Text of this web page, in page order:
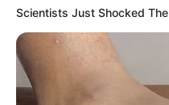
Scientists Just Shocked